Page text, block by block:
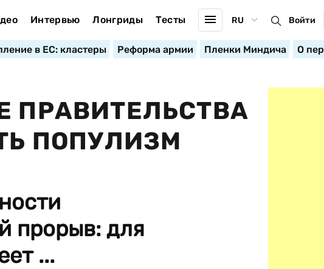
Интервью Лонгриды Тесты RU Войти
в ЕС: кластеры Реформа армии Пленки Миндича О
ПРАВИТЕЛЬСТВА
ПОПУЛИЗМ
прорыв: для
...